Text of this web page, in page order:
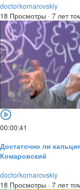
doctorkomarovskiy
18 Просмотры · 7 лет
00:00:41
Достаточно ли
Комаровский
doctorkomarovskiy
18 Просмотры · 7 лет